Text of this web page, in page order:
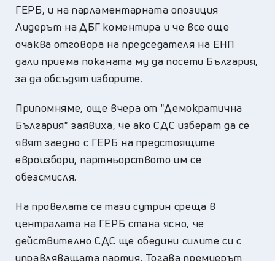
ГЕРБ, и на парламентарната опозиция
Лидерът на ДБГ коментира и че все още
очаква отговора на председателя на ЕНП
дали приема поканата му да посети България,
за да обсъдят изборите.
Припомняме, още вчера от "Демократична
България" заявиха, че ако СДС изберат да се
явят заедно с ГЕРБ на предстоящите
евроизбори, партньорството им се
обезсмисля.
На провелата се тази сутрин среща в
централата на ГЕРБ стана ясно, че
действително СДС ще обедини силите си с
управляващата партия. Тогава премиерът